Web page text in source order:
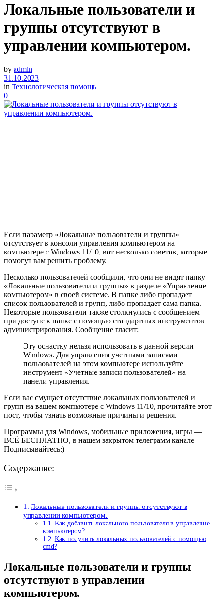
Локальные пользователи и
группы отсутствуют в
управлении компьютером.
by admin
31.10.2023
in Технологическая помощь
0
Если параметр «Локальные пользователи и группы»
отсутствует в консоли управления компьютером на
компьютере с Windows 11/10, вот несколько советов, которые
помогут вам решить проблему.
Несколько пользователей сообщили, что они не видят папку
«Локальные пользователи и группы» в разделе «Управление
компьютером» в своей системе. В папке либо пропадает
список пользователей и групп, либо пропадает сама папка.
Некоторые пользователи также столкнулись с сообщением
при доступе к папке с помощью стандартных инструментов
администрирования. Сообщение гласит:
Эту оснастку нельзя использовать в данной версии
Windows. Для управления учетными записями
пользователей на этом компьютере используйте
инструмент «Учетные записи пользователей» на
панели управления.
Если вас смущает отсутствие локальных пользователей и
групп на вашем компьютере с Windows 11/10, прочитайте этот
пост, чтобы узнать возможные причины и решения.
Программы для Windows, мобильные приложения, игры —
ВСЁ БЕСПЛАТНО, в нашем закрытом телеграмм канале —
Подписывайтесь:)
Содержание:
Локальные пользователи и группы отсутствуют в
управлении компьютером.
Как добавить локального пользователя в управление
компьютером?
Как получить локальных пользователей с помощью
cmd?
Локальные пользователи и группы
отсутствуют в управлении
компьютером.